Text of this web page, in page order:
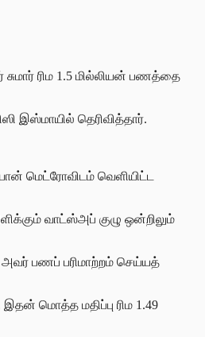
ரிம 1.5 மில்லியன் பணத்தை
இஸ்மாயில் தெரிவித்தார்.
மெட்ரோவிடம் வெளியிட்ட
வாட்ஸ்அப் குழு ஒன்றிலும்
அவர் பணப் பரிமாற்றம் செய்யத்
மொத்த மதிப்பு ரிம 1.49